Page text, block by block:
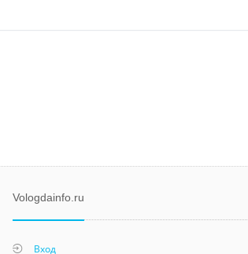
Vologdainfo.ru
Вход